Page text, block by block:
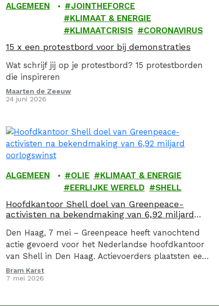
ALGEMEEN
JOINTHEFORCE
KLIMAAT & ENERGIE
KLIMAATCRISIS
CORONAVIRUS
15 x een protestbord voor bij demonstraties
Wat schrijf jij op je protestbord? 15 protestborden
die inspireren
Maarten de Zeeuw
24 juni 2026
ALGEMEEN OLIE
KLIMAAT & ENERGIE
EERLIJKE WERELD
SHELL
Hoofdkantoor Shell doel van Greenpeace-
activisten na bekendmaking van 6,92 miljard
Den Haag, 7 mei – Greenpeace heeft vanochtend
actie gevoerd voor het Nederlandse hoofdkantoor
van Shell in Den Haag. Actievoerders plaatsten een
drie meter hoge zuil met daarop de oorlogswinst…
Bram Karst
7 mei 2026